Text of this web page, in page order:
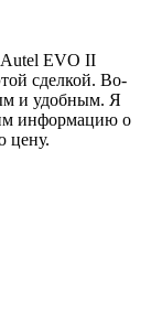
Autel EVO II
сделкой. Во-
и удобным. Я
им информацию о
цену.